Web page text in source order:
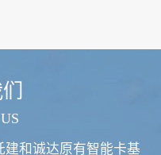
和诚达原有智能卡基